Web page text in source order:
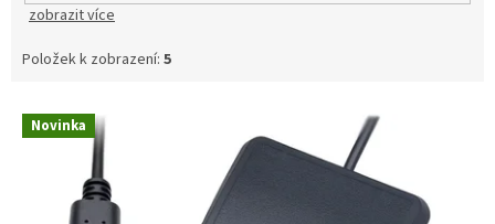
zobrazit více
Položek k zobrazení: 5
V Novinka